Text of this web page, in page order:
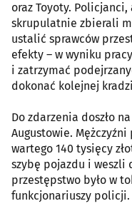
oraz Toyoty. Policjanci,
skrupulatnie zbierali
ustalić sprawców
efekty – w wyniku
i zatrzymać
dokonać kolejnej
Do zdarzenia doszło
Augustowie.
wartego 140 tysięcy
szybę pojazdu i weszli
przestępstwo było w
funkcjonariuszy policji.